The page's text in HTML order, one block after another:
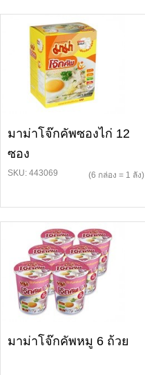
มาม่าโจ๊กคัพซองไก่ 12
ซอง
SKU: 443069 (6 กล่อง = 1 ลัง)
มาม่าโจ๊กคัพหมู 6 ถ้วย